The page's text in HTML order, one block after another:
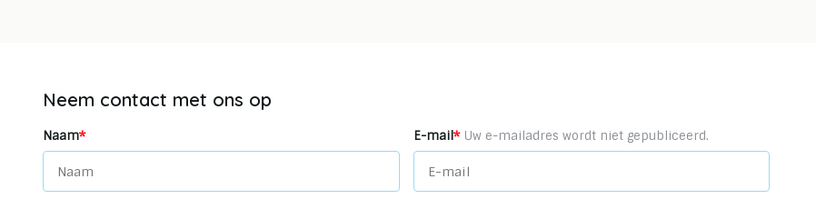
Neem contact met ons op
Naam* E-mail * Uw e-mailadres wordt niet gepubliceerd.